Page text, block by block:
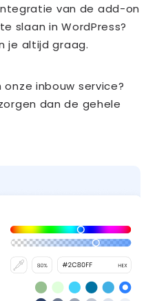
van de add-on
slaan in WordPress?
je altijd graag.
onze inbouw service?
dan de gehele